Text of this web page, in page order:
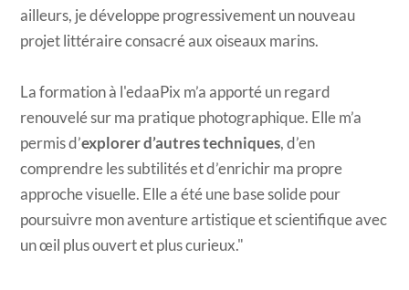
ailleurs, je développe progressivement un nouveau
projet littéraire consacré aux oiseaux marins.
La formation à l'edaaPix m’a apporté un regard
renouvelé sur ma pratique photographique. Elle m’a
permis d’explorer d’autres techniques, d’en
comprendre les subtilités et d’enrichir ma propre
approche visuelle. Elle a été une base solide pour
poursuivre mon aventure artistique et scientifique avec
un œil plus ouvert et plus curieux."